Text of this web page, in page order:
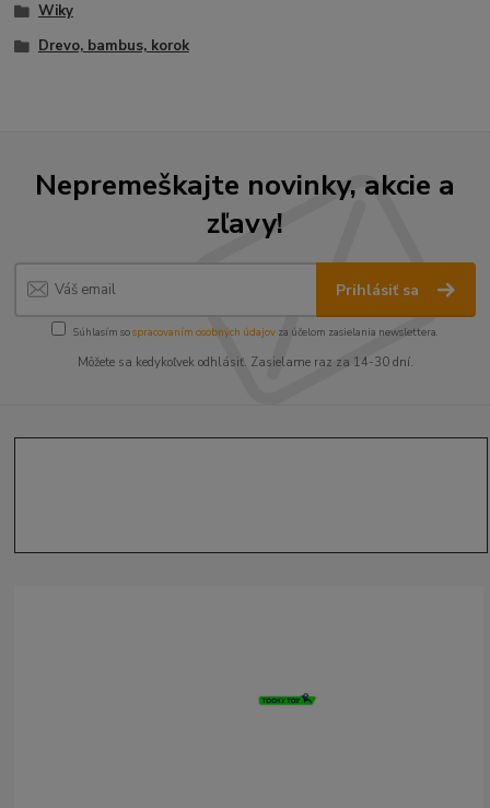
Wiky
Drevo, bambus, korok
Nepremeškajte novinky, akcie a
zľavy!
Prihlásiť sa
Súhlasím sospracovaním osobných údajov za účelom zasielania newslettera.
Môžete sa kedykoľvek odhlásiť. Zasielame raz za 14-30 dní.